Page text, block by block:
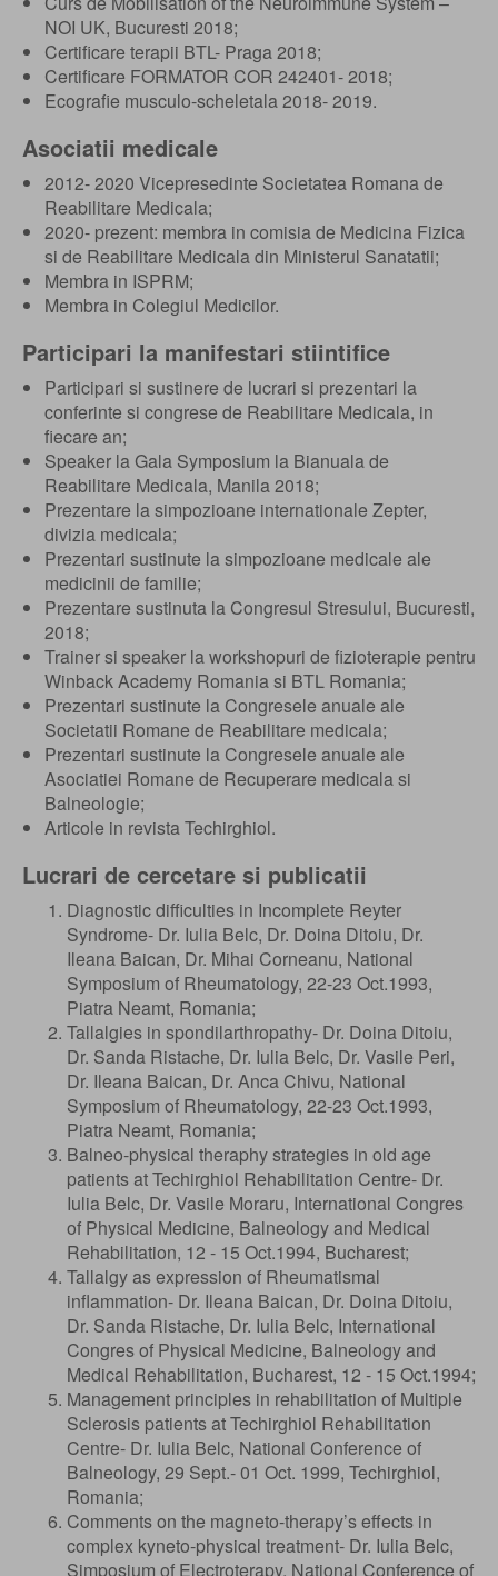
NOI UK, Bucuresti 2018;
Certificare terapii BTL- Praga 2018;
Certificare FORMATOR COR 242401- 2018;
Ecografie musculo-scheletala 2018- 2019.
Asociatii medicale
2012- 2020 Vicepresedinte Societatea Romana de
Reabilitare Medicala;
2020- prezent: membra in comisia de Medicina Fizica
si de Reabilitare Medicala din Ministerul Sanatatii;
Membra in ISPRM;
Membra in Colegiul Medicilor.
Participari la manifestari stiintifice
Participari si sustinere de lucrari si prezentari la
conferinte si congrese de Reabilitare Medicala, in
fiecare an;
Speaker la Gala Symposium la Bianuala de
Reabilitare Medicala, Manila 2018;
Prezentare la simpozioane internationale Zepter,
divizia medicala;
Prezentari sustinute la simpozioane medicale ale
medicinii de familie;
Prezentare sustinuta la Congresul Stresului, Bucuresti,
2018;
Trainer si speaker la workshopuri de fizioterapie pentru
Winback Academy Romania si BTL Romania;
Prezentari sustinute la Congresele anuale ale
Societatii Romane de Reabilitare medicala;
Prezentari sustinute la Congresele anuale ale
Asociatiei Romane de Recuperare medicala si
Balneologie;
Articole in revista Techirghiol.
Lucrari de cercetare si publicatii
Diagnostic difficulties in Incomplete Reyter
Syndrome- Dr. Iulia Belc, Dr. Doina Ditoiu, Dr.
Ileana Baican, Dr. Mihai Corneanu, National
Symposium of Rheumatology, 22-23 Oct.1993,
Piatra Neamt, Romania;
Tallalgies in spondilarthropathy- Dr. Doina Ditoiu,
Dr. Sanda Ristache, Dr. Iulia Belc, Dr. Vasile Peri,
Dr. Ileana Baican, Dr. Anca Chivu, National
Symposium of Rheumatology, 22-23 Oct.1993,
Piatra Neamt, Romania;
Balneo-physical theraphy strategies in old age
patients at Techirghiol Rehabilitation Centre- Dr.
Iulia Belc, Dr. Vasile Moraru, International Congres
of Physical Medicine, Balneology and Medical
Rehabilitation, 12 - 15 Oct.1994, Bucharest;
Tallalgy as expression of Rheumatismal
inflammation- Dr. Ileana Baican, Dr. Doina Ditoiu,
Dr. Sanda Ristache, Dr. Iulia Belc, International
Congres of Physical Medicine, Balneology and
Medical Rehabilitation, Bucharest, 12 - 15 Oct.1994;
Management principles in rehabilitation of Multiple
Sclerosis patients at Techirghiol Rehabilitation
Centre- Dr. Iulia Belc, National Conference of
Balneology, 29 Sept.- 01 Oct. 1999, Techirghiol,
Romania;
Comments on the magneto-therapy’s effects in
complex kyneto-physical treatment- Dr. Iulia Belc,
Simposium of Electroterapy, National Conference of